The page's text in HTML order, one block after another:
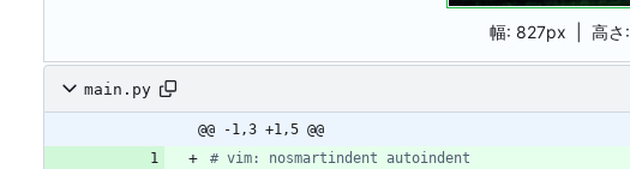
幅: 827px | 高さ:
main.py
@@ -1,3 +1,5 @@
# vim: nosmartindent autoindent